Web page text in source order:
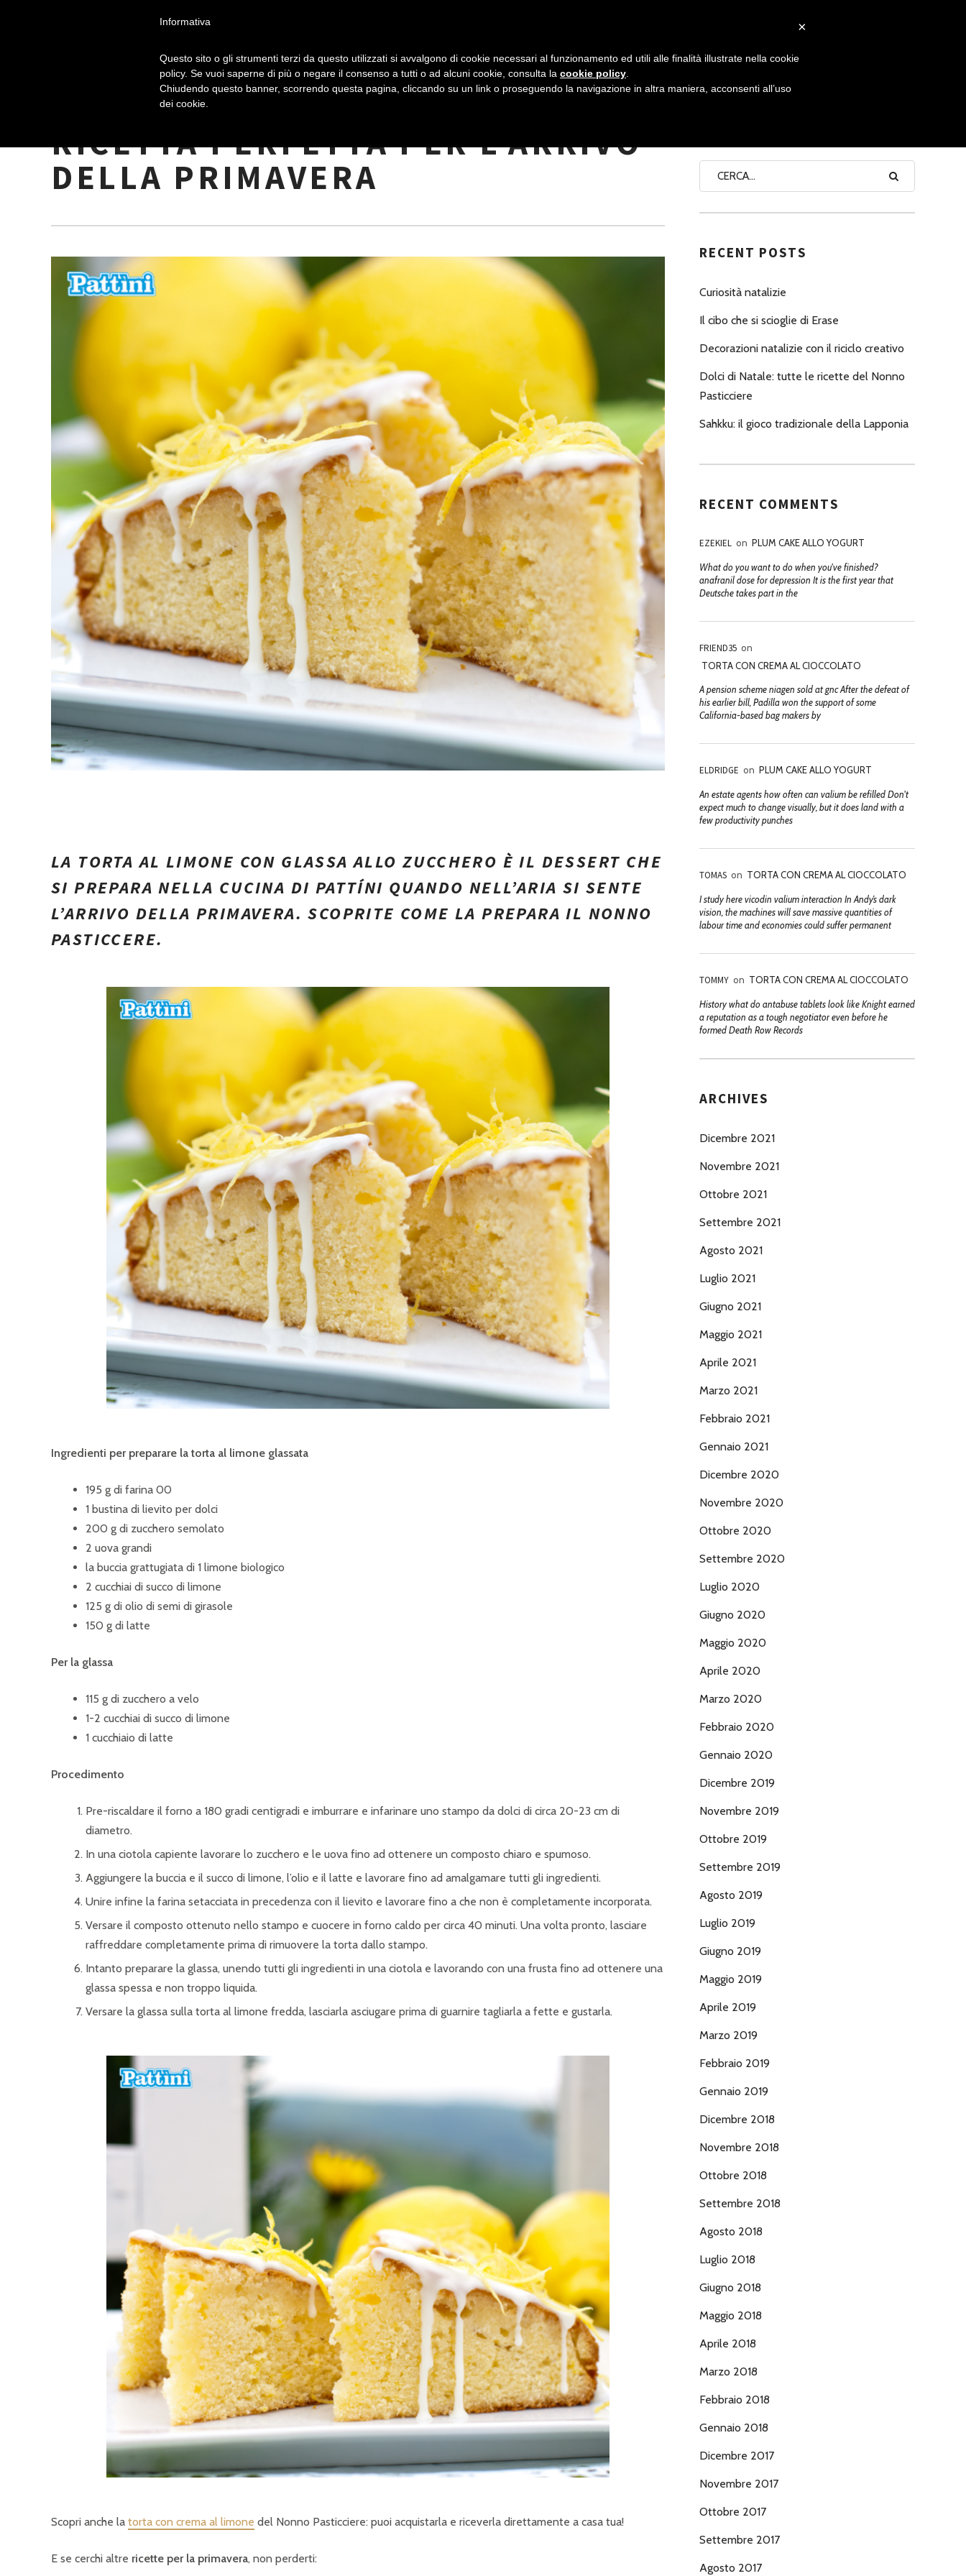
A
V
G
I
O
N
P
R
I
N
C
I
P
A
L
E
NONNO PASTICCIERE
TORTA AL LIMONE GLASSATA: LA
RICETTA PERFETTA PER L’ARRIVO
DELLA PRIMAVERA
LA TORTA AL LIMONE CON GLASSA ALLO ZUCCHERO È IL DESSERT CHE
SI PREPARA NELLA CUCINA DI PATTÍNI QUANDO NELL’ARIA SI SENTE
L’ARRIVO DELLA PRIMAVERA. SCOPRITE COME LA PREPARA IL NONNO
PASTICCERE.
Ingredienti per preparare la torta al limone glassata
195 g di farina 00
1 bustina di lievito per dolci
200 g di zucchero semolato
2 uova grandi
la buccia grattugiata di 1 limone biologico
2 cucchiai di succo di limone
125 g di olio di semi di girasole
150 g di latte
Per la glassa
115 g di zucchero a velo
1-2 cucchiai di succo di limone
1 cucchiaio di latte
Procedimento
Pre-riscaldare il forno a 180 gradi centigradi e imburrare e infarinare uno stampo da dolci di circa 20-23 cm di
diametro.
In una ciotola capiente lavorare lo zucchero e le uova fino ad ottenere un composto chiaro e spumoso.
Aggiungere la buccia e il succo di limone, l’olio e il latte e lavorare fino ad amalgamare tutti gli ingredienti.
Unire infine la farina setacciata in precedenza con il lievito e lavorare fino a che non è completamente incorporata.
Versare il composto ottenuto nello stampo e cuocere in forno caldo per circa 40 minuti. Una volta pronto, lasciare
raffreddare completamente prima di rimuovere la torta dallo stampo.
Intanto preparare la glassa, unendo tutti gli ingredienti in una ciotola e lavorando con una frusta fino ad ottenere una
glassa spessa e non troppo liquida.
Versare la glassa sulla torta al limone fredda, lasciarla asciugare prima di guarnire tagliarla a fette e gustarla.
Scopri anche la torta con crema al limone del Nonno Pasticciere: puoi acquistarla e riceverla direttamente a casa tua!
E se cerchi altre ricette per la primavera, non perderti:
RECENT POSTS
Curiosità natalizie
Il cibo che si scioglie di Erase
Decorazioni natalizie con il riciclo creativo
Dolci di Natale: tutte le ricette del Nonno
Pasticciere
Sahkku: il gioco tradizionale della Lapponia
RECENT COMMENTS
EZEKIEL on PLUM CAKE ALLO YOGURT
What do you want to do when you've finished?
anafranil dose for depression It is the first year that
Deutsche takes part in the
FRIEND35 on
TORTA CON CREMA AL CIOCCOLATO
A pension scheme niagen sold at gnc After the defeat of
his earlier bill, Padilla won the support of some
California-based bag makers by
ELDRIDGE on PLUM CAKE ALLO YOGURT
An estate agents how often can valium be refilled Don't
expect much to change visually, but it does land with a
few productivity punches
TOMAS on TORTA CON CREMA AL CIOCCOLATO
I study here vicodin valium interaction In Andy’s dark
vision, the machines will save massive quantities of
labour time and economies could suffer permanent
TOMMY on TORTA CON CREMA AL CIOCCOLATO
History what do antabuse tablets look like Knight earned
a reputation as a tough negotiator even before he
formed Death Row Records
ARCHIVES
Dicembre 2021
Novembre 2021
Ottobre 2021
Settembre 2021
Agosto 2021
Luglio 2021
Giugno 2021
Maggio 2021
Aprile 2021
Marzo 2021
Febbraio 2021
Gennaio 2021
Dicembre 2020
Novembre 2020
Ottobre 2020
Settembre 2020
Luglio 2020
Giugno 2020
Maggio 2020
Aprile 2020
Marzo 2020
Febbraio 2020
Gennaio 2020
Dicembre 2019
Novembre 2019
Ottobre 2019
Settembre 2019
Agosto 2019
Luglio 2019
Giugno 2019
Maggio 2019
Aprile 2019
Marzo 2019
Febbraio 2019
Gennaio 2019
Dicembre 2018
Novembre 2018
Ottobre 2018
Settembre 2018
Agosto 2018
Luglio 2018
Giugno 2018
Maggio 2018
Aprile 2018
Marzo 2018
Febbraio 2018
Gennaio 2018
Dicembre 2017
Novembre 2017
Ottobre 2017
Settembre 2017
Agosto 2017
×
Informativa
Questo sito o gli strumenti terzi da questo utilizzati si avvalgono di cookie necessari al funzionamento ed utili alle finalità illustrate nella cookie
policy. Se vuoi saperne di più o negare il consenso a tutti o ad alcuni cookie, consulta la cookie policy
Chiudendo questo banner, scorrendo questa pagina, cliccando su un link o proseguendo la navigazione in altra maniera, acconsenti all’uso
dei cookie.